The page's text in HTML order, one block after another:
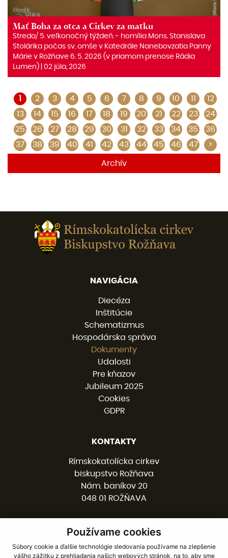
Používame cookies
Súbory cookie a ďalšie technológie sledovania používame na zlepšenie
vášho zážitku z prehliadania našich webových stránok, na to, aby sme
Mať Boha za otca a Cirkev za matku
Streda/ 5. veľkonočný týždeň. ‒ homília Mons. Stanislava
Stolárika počas sv. omše v Katedrále Nanebovzatia Panny
Márie v Rožňave 6. 5. 2026 (v priamom prenose Rádia
Lumen) | 02 júla, 2026
1 2 3 4 5 6 7 8 9 10 11
12
13
14 15 16 17 18 19 20 21 22 23
24
25
26 27 28 29 30 31 32 33 34 35
36
37
38 39 40 41 42 43 44 45 46 47 >
Archív
NAVIGÁCIA
Diecéza
Inštitúcie
Schematizmus
Hospodárska správa
Dokumenty
Udalosti
Pre kňazov
Jubileum 2025
Cookies
GDPR
KONTAKTY
Rímskokatolícka cirkev
biskupstvo Rožňava
Nám. baníkov 20
048 01 ROŽŇAVA
058 / 78 77 201
kancelaria@burv.sk